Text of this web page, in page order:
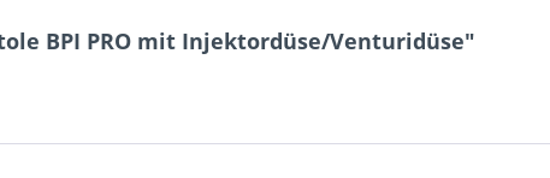
BPI PRO mit Injektordüse/Venturidüse"